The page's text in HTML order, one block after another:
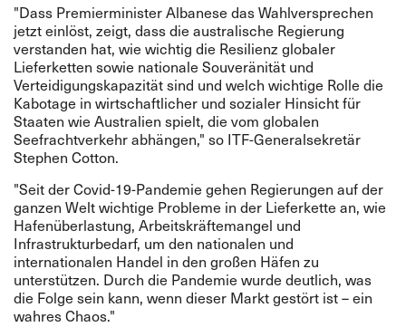
"Dass Premierminister Albanese das Wahlversprechen
jetzt einlöst, zeigt, dass die australische Regierung
verstanden hat, wie wichtig die Resilienz globaler
Lieferketten sowie nationale Souveränität und
Verteidigungskapazität sind und welch wichtige Rolle die
Kabotage in wirtschaftlicher und sozialer Hinsicht für
Staaten wie Australien spielt, die vom globalen
Seefrachtverkehr abhängen," so ITF-Generalsekretär
Stephen Cotton.
"Seit der Covid-19-Pandemie gehen Regierungen auf der
ganzen Welt wichtige Probleme in der Lieferkette an, wie
Hafenüberlastung, Arbeitskräftemangel und
Infrastrukturbedarf, um den nationalen und
internationalen Handel in den großen Häfen zu
unterstützen. Durch die Pandemie wurde deutlich, was
die Folge sein kann, wenn dieser Markt gestört ist – ein
wahres Chaos."